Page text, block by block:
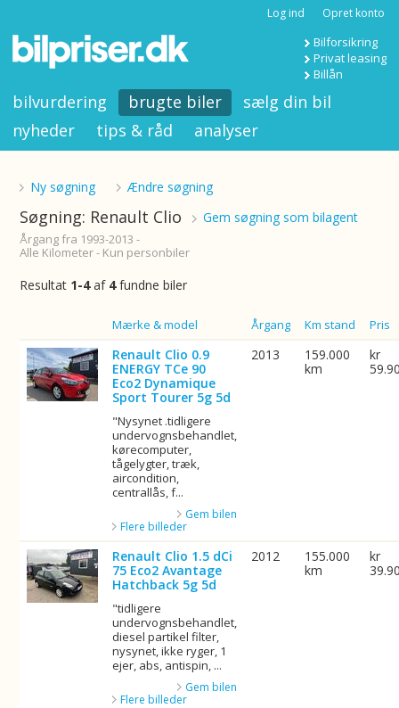
Log ind Opret konto
Bilforsikring
Privat leasing
Billån
bilvurdering brugte biler
sælg din bil
nyheder
tips & råd analyser
Ny søgning Ændre søgning
Søgning: Renault Clio Gem søgning som bilagent
Årgang fra 1993-2013 -
Alle Kilometer - Kun personbiler
Resultat 1-4af 4fundne biler
Mærke & model Årgang Km stand Pris
Renault Clio 0.9
ENERGY TCe 90
Eco2 Dynamique
Sport Tourer 5g 5d
"Nysynet .tidligere
undervognsbehandlet,
kørecomputer,
tågelygter, træk,
aircondition,
centrallås, f...
Gem bilen
Flere billeder
2013
159.000
km
kr
Renault Clio 1.5 dCi
75 Eco2 Avantage
Hatchback 5g 5d
"tidligere
undervognsbehandlet,
diesel partikel filter,
nysynet, ikke ryger, 1
ejer, abs, antispin, ...
Gem bilen
Flere billeder
2012
155.000
km
kr